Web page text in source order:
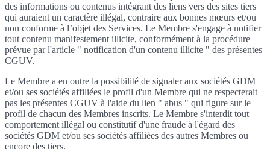
des informations ou contenus intégrant des liens vers des sites tiers
qui auraient un caractère illégal, contraire aux bonnes mœurs et/ou
non conforme à l’objet des Services. Le Membre s'engage à notifier
tout contenu manifestement illicite, conformément à la procédure
prévue par l'article " notification d'un contenu illicite " des présentes
CGUV.
Le Membre a en outre la possibilité de signaler aux sociétés GDM
et/ou ses sociétés affiliées le profil d'un Membre qui ne respecterait
pas les présentes CGUV à l'aide du lien " abus " qui figure sur le
profil de chacun des Membres inscrits. Le Membre s'interdit tout
comportement illégal ou constitutif d'une fraude à l'égard des
sociétés GDM et/ou ses sociétés affiliées des autres Membres ou
encore des tiers.